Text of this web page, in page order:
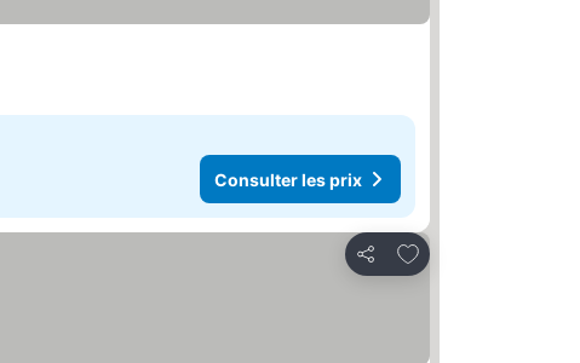
Consulter les prix
Partager
Ajouter à mes favoris